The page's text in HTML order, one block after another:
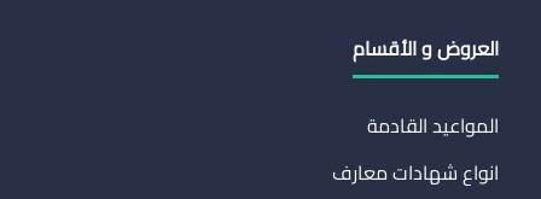
العروض و الأقسام
المواعيد القادمة
انواع شهادات معارف